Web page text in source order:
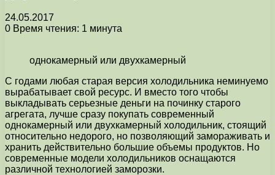
24.05.2017
0 Время чтения: 1 минута
однокамерный или двухкамерный
С годами любая старая версия холодильника неминуемо
вырабатывает свой ресурс. И вместо того чтобы
выкладывать серьезные деньги на починку старого
агрегата, лучше сразу покупать современный
однокамерный или двухкамерный холодильник, стоящий
относительно недорого, но позволяющий замораживать и
хранить действительно большие объемы продуктов. Но
современные модели холодильников оснащаются
различной технологией заморозки.